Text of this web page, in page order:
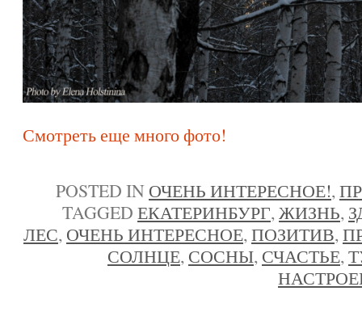
Смотреть еще много фото!
POSTED IN ОЧЕНЬ ИНТЕРЕСНОЕ!,
TAGGED ЕКАТЕРИНБУРГ, ЖИЗНЬ,
ЛЕС, ОЧЕНЬ ИНТЕРЕСНОЕ, ПОЗИТИВ,
СОЛНЦЕ, СОСНЫ, СЧАСТЬЕ,